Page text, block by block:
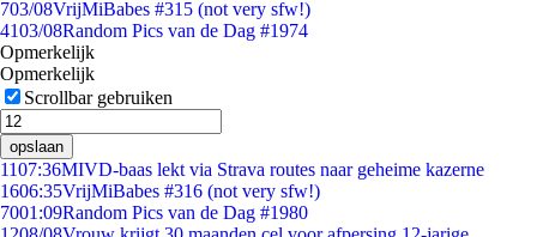
703/08VrijMiBabes #315 (not very sfw!)
4103/08Random Pics van de Dag #1974
Opmerkelijk
Opmerkelijk
Scrollbar gebruiken
opslaan
1107:36MIVD-baas lekt via Strava routes naar geheime kazerne
1606:35VrijMiBabes #316 (not very sfw!)
7001:09Random Pics van de Dag #1980